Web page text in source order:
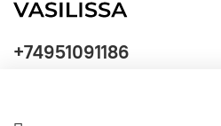
+74951091186